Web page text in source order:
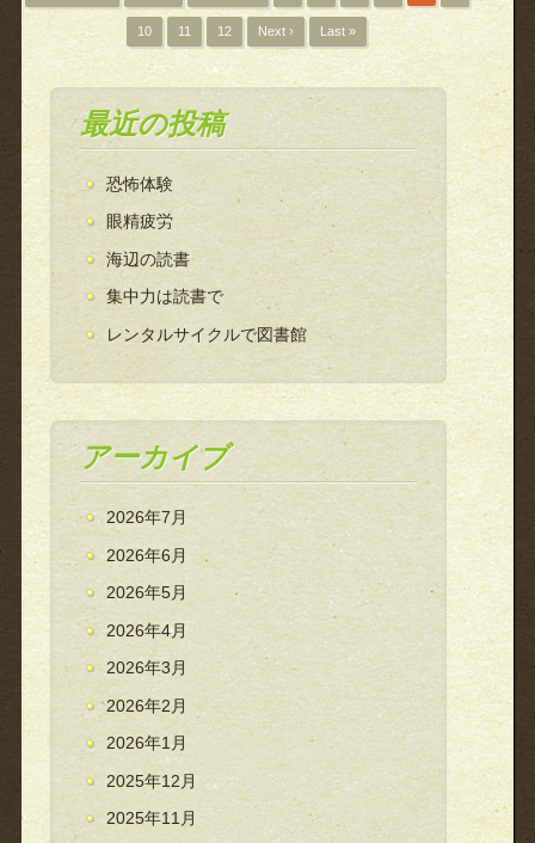
10 11 12 Next › Last »
最近の投稿
恐怖体験
眼精疲労
海辺の読書
集中力は読書で
レンタルサイクルで図書館
アーカイブ
2026年7月
2026年6月
2026年5月
2026年4月
2026年3月
2026年2月
2026年1月
2025年12月
2025年11月